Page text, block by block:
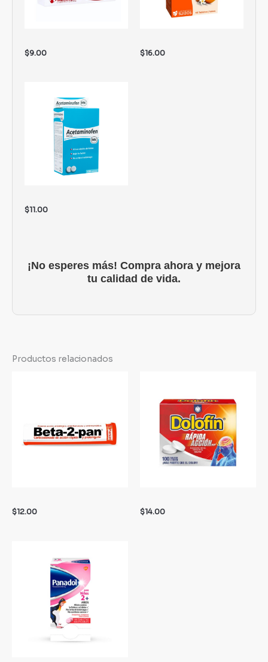
$9.00 $16.00
$11.00
¡No esperes más! Compra ahora y mejora
tu calidad de vida.
Productos relacionados
$12.00 $14.00